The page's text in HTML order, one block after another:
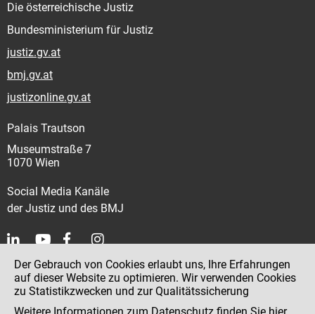
Die österreichische Justiz
Bundesministerium für Justiz
justiz.gv.at
bmj.gv.at
justizonline.gv.at
Palais Trautson
Museumstraße 7
1070 Wien
Social Media Kanäle
der Justiz und des BMJ
Kontakt
Impressum
Der Gebrauch von Cookies erlaubt uns, Ihre Erfahrungen
auf dieser Website zu optimieren. Wir verwenden Cookies
zu Statistikzwecken und zur Qualitätssicherung